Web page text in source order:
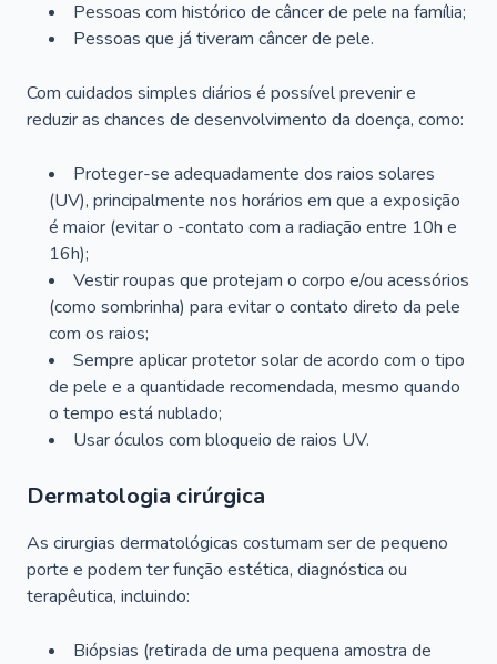
Pessoas com histórico de câncer de pele na família;
Pessoas que já tiveram câncer de pele.
Com cuidados simples diários é possível prevenir e
reduzir as chances de desenvolvimento da doença, como:
Proteger-se adequadamente dos raios solares
(UV), principalmente nos horários em que a exposição
é maior (evitar o -contato com a radiação entre 10h e
16h);
Vestir roupas que protejam o corpo e/ou acessórios
(como sombrinha) para evitar o contato direto da pele
com os raios;
Sempre aplicar protetor solar de acordo com o tipo
de pele e a quantidade recomendada, mesmo quando
o tempo está nublado;
Usar óculos com bloqueio de raios UV.
Dermatologia cirúrgica
As cirurgias dermatológicas costumam ser de pequeno
porte e podem ter função estética, diagnóstica ou
terapêutica, incluindo:
Biópsias (retirada de uma pequena amostra de